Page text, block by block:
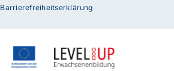
Barrierefreiheitserklärung